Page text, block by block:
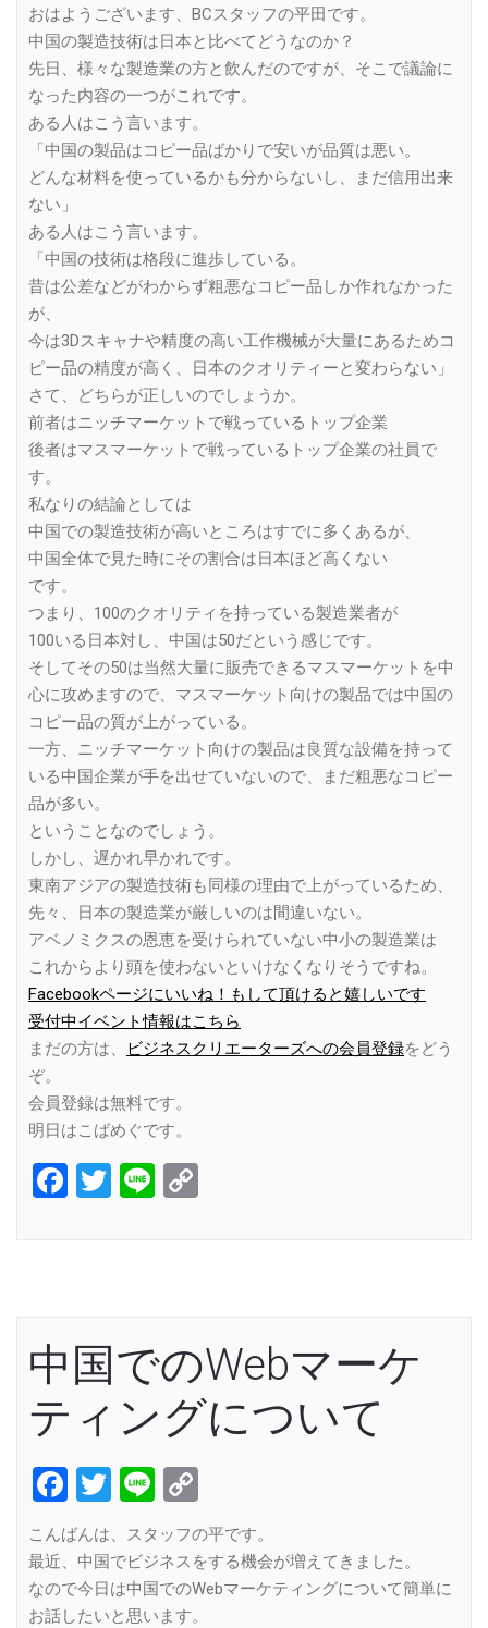
おはようございます、BCスタッフの平田です。
中国の製造技術は日本と比べてどうなのか？
先日、様々な製造業の方と飲んだのですが、そこで議論に
なった内容の一つがこれです。
ある人はこう言います。
「中国の製品はコピー品ばかりで安いが品質は悪い。
どんな材料を使っているかも分からないし、まだ信用出来
ない」
ある人はこう言います。
「中国の技術は格段に進歩している。
昔は公差などがわからず粗悪なコピー品しか作れなかった
が、
今は3Dスキャナや精度の高い工作機械が大量にあるためコ
ピー品の精度が高く、日本のクオリティーと変わらない」
さて、どちらが正しいのでしょうか。
前者はニッチマーケットで戦っているトップ企業
後者はマスマーケットで戦っているトップ企業の社員で
す。
私なりの結論としては
中国での製造技術が高いところはすでに多くあるが、
中国全体で見た時にその割合は日本ほど高くない
です。
つまり、100のクオリティを持っている製造業者が
100いる日本対し、中国は50だという感じです。
そしてその50は当然大量に販売できるマスマーケットを中
心に攻めますので、マスマーケット向けの製品では中国の
コピー品の質が上がっている。
一方、ニッチマーケット向けの製品は良質な設備を持って
いる中国企業が手を出せていないので、まだ粗悪なコピー
品が多い。
ということなのでしょう。
しかし、遅かれ早かれです。
東南アジアの製造技術も同様の理由で上がっているため、
先々、日本の製造業が厳しいのは間違いない。
アベノミクスの恩恵を受けられていない中小の製造業は
これからより頭を使わないといけなくなりそうですね。
Facebookページにいいね！もして頂けると嬉しいです
受付中イベント情報はこちら
まだの方は、
ビジネスクリエーターズへの会員登録をどう
ぞ。
会員登録は無料です。
明日はこばめぐです。
Facebook
Twitter
Line
中国でのWebマーケ
ティングについて
Facebook
Twitter
Line
Link
こんばんは、スタッフの平です。
最近、中国でビジネスをする機会が増えてきました。
なので今日は中国でのWebマーケティングについて簡単に
お話したいと思います。